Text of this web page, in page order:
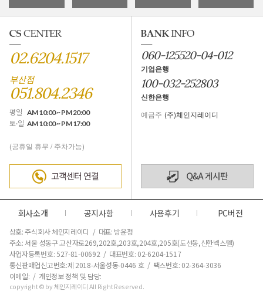
02.6204.1517
부산점
051.804.2346
평일 AM 10:00 ~ PM 20:00
토·일 AM 10:00 ~ PM 17:00
(공휴일 휴무 / 주차가능)
060-125520-04-012
기업은행
100-032-252803
신한은행
예금주 (주)체인지레이디
회사소개 공지사항 사용후기 PC버전
상호: 주식회사 체인지레이디 / 대표: 방윤정
주소: 서울 성동구 고산자로269,202호,203호,204호,205호(도선동,신한넥스텔)
사업자등록번호: 527-81-00692 / 대표번호: 02-6204-1517
통신판매업신고번호:제 2018-서울성동-0446 호/ 팩스번호: 02-364-3036
이메일: / 개인정보 정책 및 담당:
copyright © by 체인지레이디 All Right Reserved.